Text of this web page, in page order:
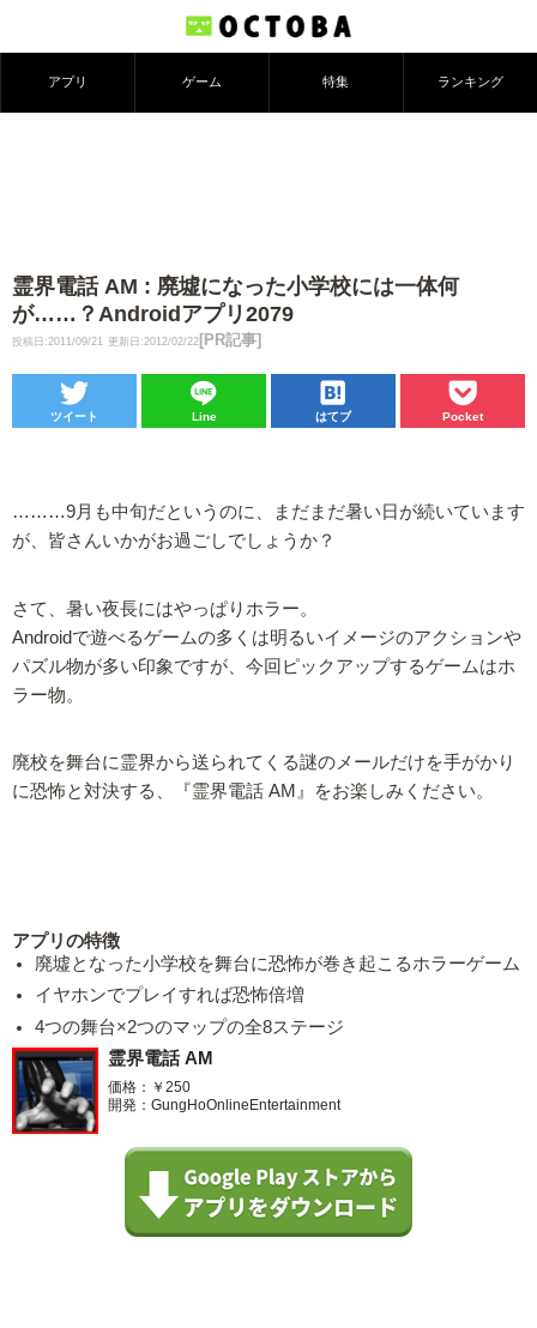
アプリ ゲーム 特集 ランキング
霊界電話 AM : 廃墟になった小学校には一体何
が……？Androidアプリ2079
投稿日:2011/09/21 更新日:2012/02/22 [PR記事]
ツイート Line はてブ Pocket
………9月も中旬だというのに、まだまだ暑い日が続いています
が、皆さんいかがお過ごしでしょうか？
さて、暑い夜長にはやっぱりホラー。
Androidで遊べるゲームの多くは明るいイメージのアクションや
パズル物が多い印象ですが、今回ピックアップするゲームはホ
ラー物。
廃校を舞台に霊界から送られてくる謎のメールだけを手がかり
に恐怖と対決する、『霊界電話 AM』をお楽しみください。
アプリの特徴
廃墟となった小学校を舞台に恐怖が巻き起こるホラーゲーム
イヤホンでプレイすれば恐怖倍増
4つの舞台×2つのマップの全8ステージ
霊界電話 AM
価格：￥250
開発：GungHoOnlineEntertainment